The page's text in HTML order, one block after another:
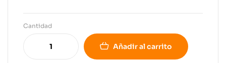
Cantidad
Añadir al carrito